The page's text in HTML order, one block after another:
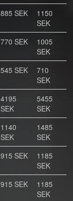
885 SEK
1150
SEK
770 SEK
1005
SEK
545 SEK
710
SEK
4195
SEK
5455
SEK
1140
SEK
1485
SEK
915 SEK
1185
SEK
915 SEK
1185
SEK